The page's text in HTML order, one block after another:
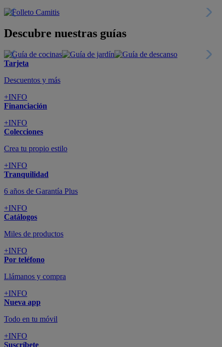
Descubre nuestras guías
Tarjeta
Descuentos y más
+INFO
Financiación
+INFO
Colecciones
Crea tu propio estilo
+INFO
Tranquilidad
6 años de Garantía Plus
+INFO
Catálogos
Miles de productos
+INFO
Por teléfono
Llámanos y compra
+INFO
Nueva app
Todo en tu móvil
+INFO
Suscríbete